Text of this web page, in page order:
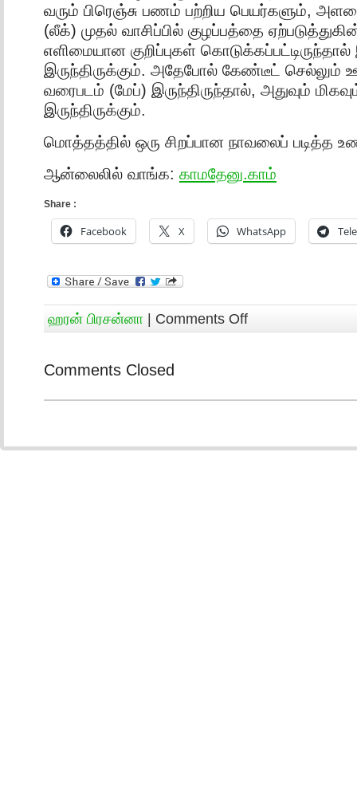
வரும் பிரெஞ்சு பணம் பற்றிய பெயர்களும்,
(லீக்) முதல் வாசிப்பில் குழப்பத்தை
எளிமையான குறிப்புகள்
இருந்திருக்கும். அதேபோல் கேண்டீட் செல்லும்
வரைபடம் (மேப்) இருந்திருந்தால், அதுவும்
இருந்திருக்கும்.
மொத்தத்தில் ஒரு சிறப்பான நாவலைப் படித்த
ஆன்லைலில் வாங்க: காமதேனு.காம்
Share :
Facebook X WhatsApp
ஹரன் பிரசன்னா | Comments Off
Comments Closed